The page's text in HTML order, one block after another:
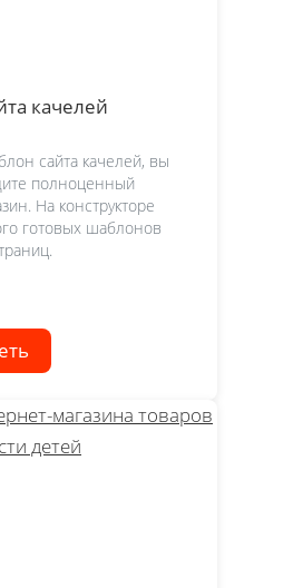
качелей
сайта качелей, вы
полноценный
На конструкторе
готовых шаблонов